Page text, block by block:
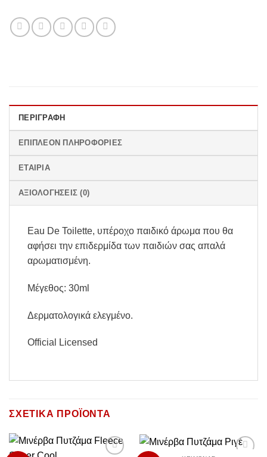
ΠΕΡΙΓΡΑΦΉ
ΕΠΙΠΛΈΟΝ ΠΛΗΡΟΦΟΡΊΕΣ
ΕΤΑΙΡΊΑ
ΑΞΙΟΛΟΓΉΣΕΙΣ (0)
Eau De Toilette, υπέροχο παιδικό άρωμα που θα
αφήσει την επιδερμίδα των παιδιών σας απαλά
αρωματισμένη.
Μέγεθος: 30ml
Δερματολογικά ελεγμένο.
Official Licensed
ΣΧΕΤΙΚΆ ΠΡΟΪΌΝΤΑ